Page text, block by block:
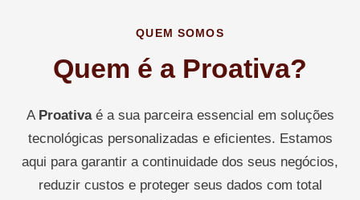
QUEM SOMOS
Quem é a Proativa?
A Proativaé a sua parceira essencial em soluções
tecnológicas personalizadas e eficientes. Estamos
aqui para garantir a continuidade dos seus negócios,
reduzir custos e proteger seus dados com total